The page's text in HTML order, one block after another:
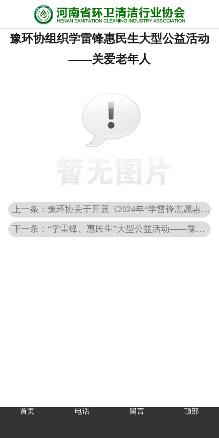
网站首页
协会动态
行业资讯
关于协会
联系我们
豫环协组织学雷锋惠民生大型公益活动
——关爱老年人
上一条：豫环协关于开展《2024年“学雷锋志愿惠民生”活动指导意见》的通知
下一条：“学雷锋、惠民生”大型公益活动——豫环协会员单位在行动
首页 电话 留言 顶部